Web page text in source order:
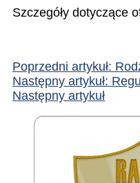
Szczegóły dotyczące
Poprzedni artykuł:
Następny artykuł:
Następny artykuł